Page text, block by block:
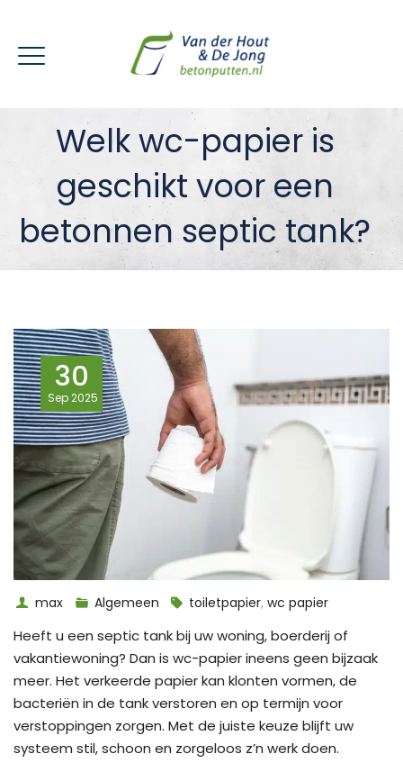
Welk wc-papier is
geschikt voor een
betonnen septic tank?
30
Sep2025
max Algemeen toiletpapier,wc papier
Heeft u een septic tank bij uw woning, boerderij of
vakantiewoning? Dan is wc-papier ineens geen bijzaak
meer. Het verkeerde papier kan klonten vormen, de
bacteriën in de tank verstoren en op termijn voor
verstoppingen zorgen. Met de juiste keuze blijft uw
systeem stil, schoon en zorgeloos z’n werk doen.